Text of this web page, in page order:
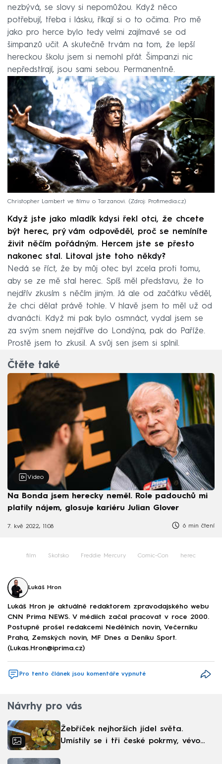
nezbývá, se slovy si nepomůžou. Když něco
potřebují, třeba i lásku, říkají si o to očima. Pro mě
jako pro herce bylo tedy velmi zajímavé se od
šimpanzů učit. A skutečně trvám na tom, že lepší
hereckou školu jsem si nemohl přát. Šimpanzi nic
nepředstírají, jsou sami sebou. Permanentně.
Christopher Lambert ve filmu o Tarzanovi. Zdroj: Profimedia.cz
Když jste jako mladík kdysi řekl otci, že chcete
být herec, prý vám odpověděl, proč se nemíníte
živit něčím pořádným. Hercem jste se přesto
nakonec stal. Litoval jste toho někdy?
Nedá se říct, že by můj otec byl zcela proti tomu,
aby se ze mě stal herec. Spíš měl představu, že to
nejdřív zkusím s něčím jiným. Já ale od začátku věděl,
že chci dělat právě tohle. V hlavě jsem to měl už od
dvanácti. Když mi pak bylo osmnáct, vydal jsem se
za svým snem nejdříve do Londýna, pak do Paříže.
Prostě jsem to zkusil. A svůj sen jsem si splnil.
Čtěte také
Video
Na Bonda jsem herecky neměl. Role padouchů mi
platily nájem, glosuje kariéru Julian Glover
7. kvě 2022, 11:08 6 min čtení
film Skotsko Freddie Mercury Comic-Con herec
Lukáš Hron
Lukáš Hron je aktuálně redaktorem zpravodajského webu
CNN Prima NEWS. V médiích začal pracovat v roce 2000.
Postupně prošel redakcemi Nedělních novin, Večerníku
Praha, Zemských novin, MF Dnes a Deníku Sport.
(Lukas.Hron@iprima.cz)
Pro tento článek jsou komentáře vypnuté
Návrhy pro vás
Žebříček nejhorších jídel světa.
Umístily se i tři české pokrmy, vévodí